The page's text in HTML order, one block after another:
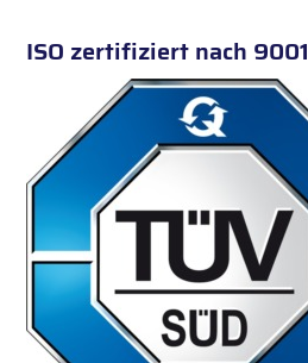
ISO zertifiziert nach 9001